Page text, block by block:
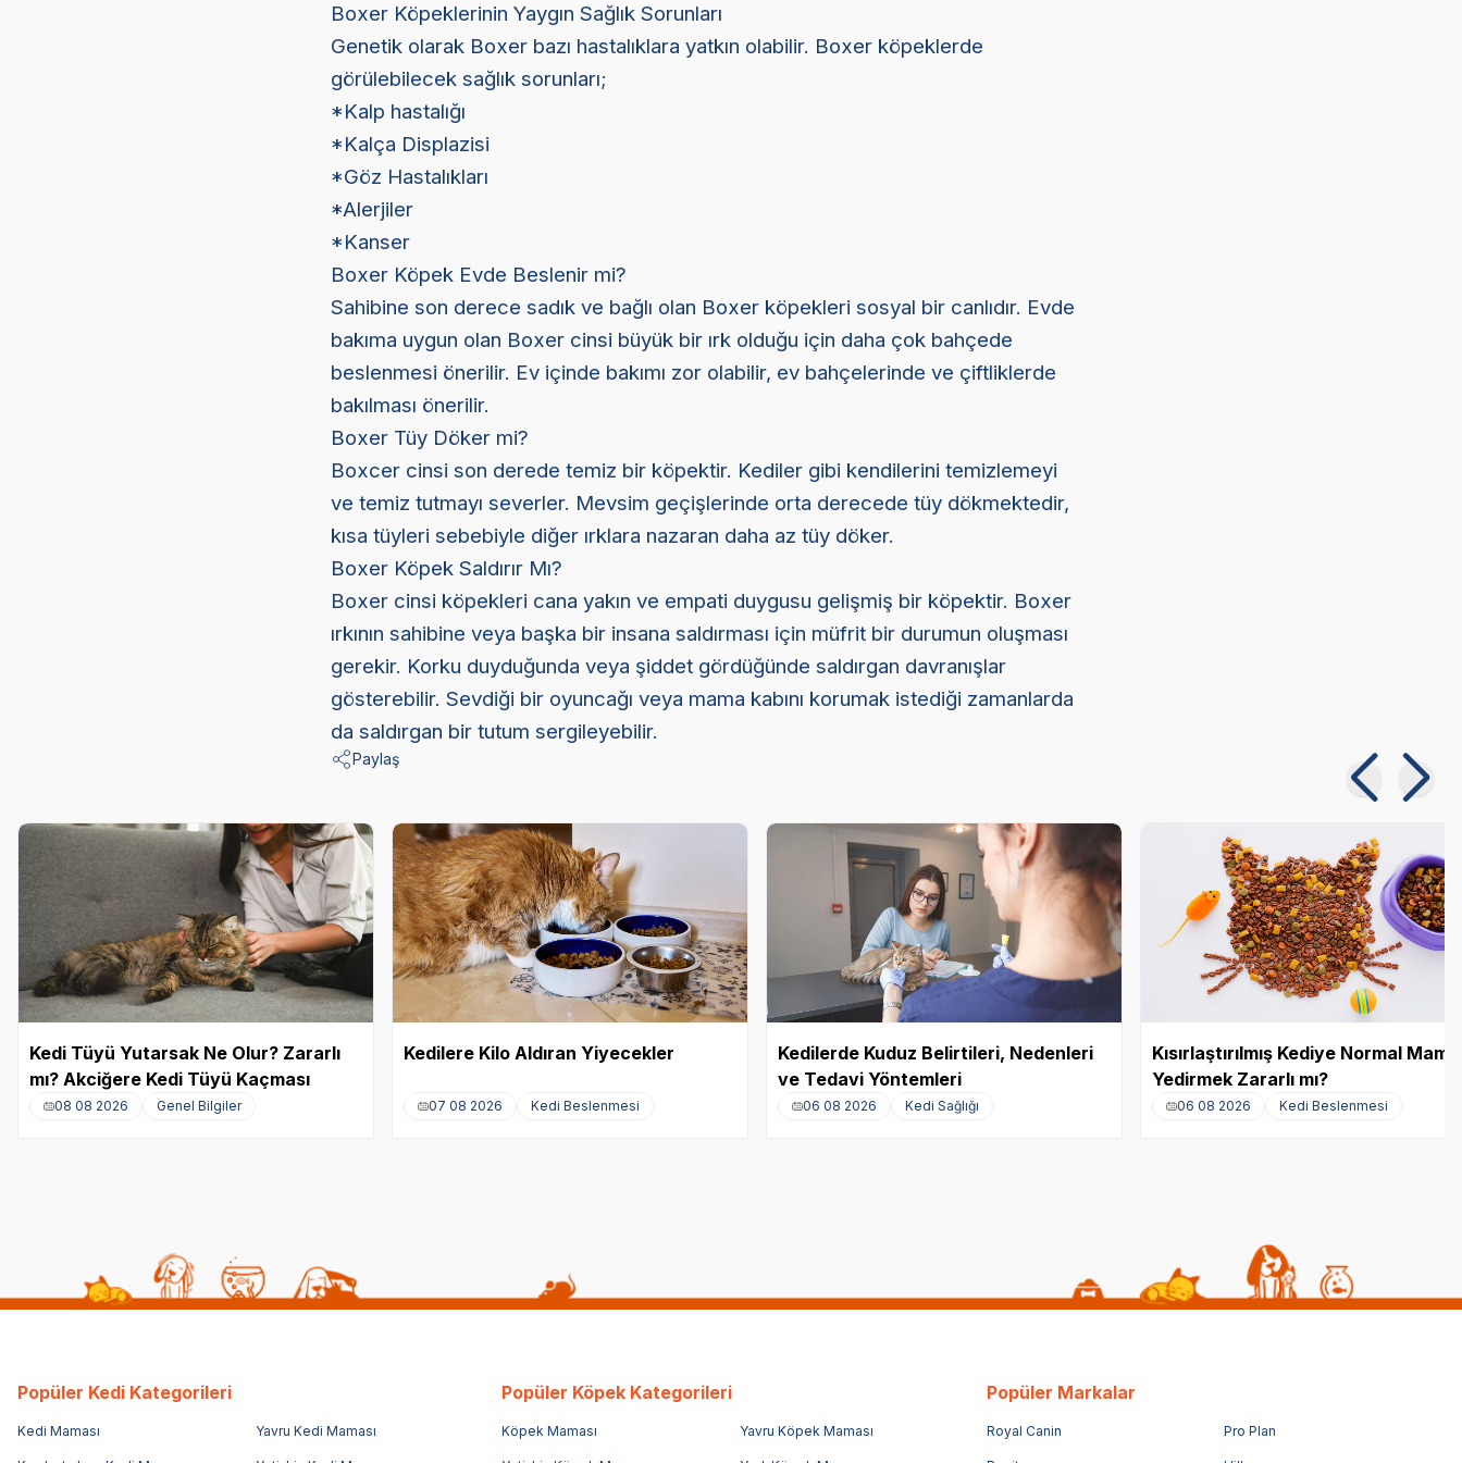
Boxer Köpeklerinin Yaygın Sağlık Sorunları
Genetik olarak Boxer bazı hastalıklara yatkın olabilir. Boxer köpeklerde
görülebilecek sağlık sorunları;
*Kalp hastalığı
*Kalça Displazisi
*Göz Hastalıkları
*Alerjiler
*Kanser
Boxer Köpek Evde Beslenir mi?
Sahibine son derece sadık ve bağlı olan Boxer köpekleri sosyal bir canlıdır. Evde
bakıma uygun olan Boxer cinsi büyük bir ırk olduğu için daha çok bahçede
beslenmesi önerilir. Ev içinde bakımı zor olabilir, ev bahçelerinde ve çiftliklerde
bakılması önerilir.
Boxer Tüy Döker mi?
Boxcer cinsi son derede temiz bir köpektir. Kediler gibi kendilerini temizlemeyi
ve temiz tutmayı severler. Mevsim geçişlerinde orta derecede tüy dökmektedir,
kısa tüyleri sebebiyle diğer ırklara nazaran daha az tüy döker.
Boxer Köpek Saldırır Mı?
Boxer cinsi köpekleri cana yakın ve empati duygusu gelişmiş bir köpektir. Boxer
ırkının sahibine veya başka bir insana saldırması için müfrit bir durumun oluşması
gerekir. Korku duyduğunda veya şiddet gördüğünde saldırgan davranışlar
gösterebilir. Sevdiği bir oyuncağı veya mama kabını korumak istediği zamanlarda
da saldırgan bir tutum sergileyebilir.
Paylaş
Kedi Tüyü Yutarsak Ne Olur? Zararlı
mı? Akciğere Kedi Tüyü Kaçması
08 08 2026 Genel Bilgiler
Kedilere Kilo Aldıran Yiyecekler
07 08 2026 Kedi Beslenmesi
Kedilerde Kuduz Belirtileri, Nedenleri
ve Tedavi Yöntemleri
06 08 2026 Kedi Sağlığı
Kısırlaştırılmış Kediye Normal Mama
Yedirmek Zararlı mı?
06 08 2026 Kedi Beslenmesi
Popüler Kedi Kategorileri
Kedi Maması Yavru Kedi Maması
Popüler Köpek Kategorileri
Köpek Maması Yavru Köpek Maması
Popüler Markalar
Royal Canin Pro Plan